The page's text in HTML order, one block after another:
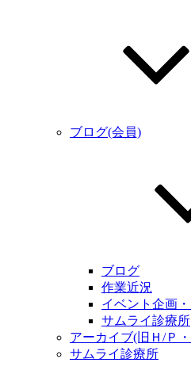
ブログ(会員)
ブログ
作業近況
イベント企画
サムライ診療所
アーカイブ(旧Ｈ/Ｐ
サムライ診療所